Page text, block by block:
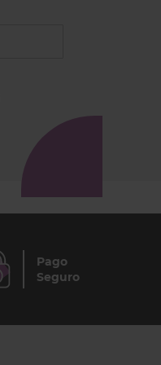
Pago
Seguro